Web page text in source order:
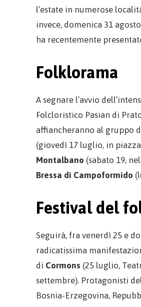
l’estate in numerose
invece, domenica 31
ha recentemente
Folklorama
A segnare l’avvio
Folcloristico Pasian di
affiancheranno al gruppo
(giovedì 17 luglio, in
Montalbano (sabato 19,
Bressa di Campoformido
Festival del
Seguirà, fra venerdì 25 e
radicatissima
di Cormons (25 luglio,
settembre). Protagonisti
Bosnia-Erzegovina,